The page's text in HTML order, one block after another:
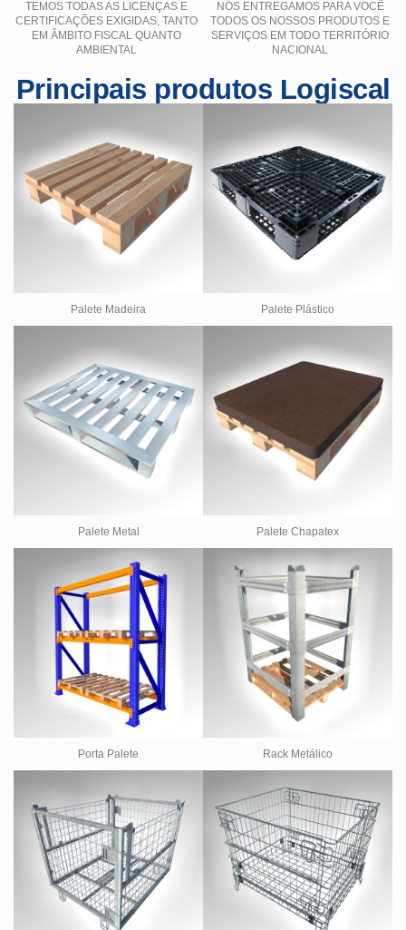
TEMOS TODAS AS LICENÇAS E
CERTIFICAÇÕES EXIGIDAS, TANTO
EM ÂMBITO FISCAL QUANTO
AMBIENTAL
NÓS ENTREGAMOS PARA VOCÊ
TODOS OS NOSSOS PRODUTOS E
SERVIÇOS EM TODO TERRITÓRIO
NACIONAL
Principais produtos Logiscal
Palete Madeira Palete Plástico
Palete Metal Palete Chapatex
Porta Palete Rack Metálico